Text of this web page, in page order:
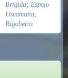
Brígida; Espejo
Uscamaita,
Rigoberto